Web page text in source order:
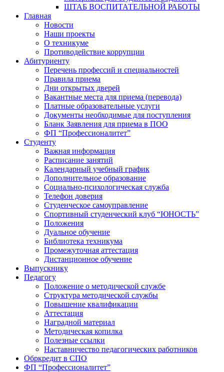
ШТАБ ВОСПИТАТЕЛЬНОЙ РАБОТЫ
Главная
Новости
Наши проекты
О техникуме
Противодействие коррупции
Абитуриенту
Перечень профессий и специальностей
Правила приема
Дни открытых дверей
Вакантные места для приема (перевода)
Платные образовательные услуги
Документы необходимые для поступления
Бланк Заявления для приема в ПОО
ФП “Профессионалитет”
Студенту
Важная информация
Расписание занятий
Календарный учебный график
Дополнительное образование
Социально-психологическая служба
Телефон доверия
Студенческое самоуправление
Спортивный студенческий клуб “ЮНОСТЬ”
Положения
Дуальное обучение
Библиотека техникума
Промежуточная аттестация
Дистанционное обучение
Выпускнику
Педагогу
Положение о методической службе
Структура методической службы
Повышение квалификации
Аттестация
Наградной материал
Методическая копилка
Полезные ссылки
Наставничество педагогических работников
Обркредит в СПО
ФП “Профессионалитет”